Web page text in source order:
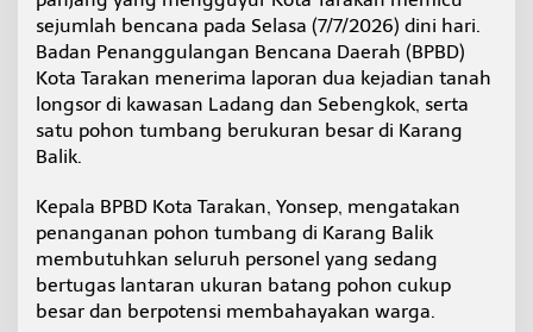
T
a
n
g
a
o
n
g
o
r
sejumlah bencana pada Selasa (7/7/2026) dini hari.
Badan Penanggulangan Bencana Daerah (BPBD)
Kota Tarakan menerima laporan dua kejadian tanah
longsor di kawasan Ladang dan Sebengkok, serta
satu pohon tumbang berukuran besar di Karang
Balik.
Kepala BPBD Kota Tarakan, Yonsep, mengatakan
penanganan pohon tumbang di Karang Balik
membutuhkan seluruh personel yang sedang
bertugas lantaran ukuran batang pohon cukup
besar dan berpotensi membahayakan warga.